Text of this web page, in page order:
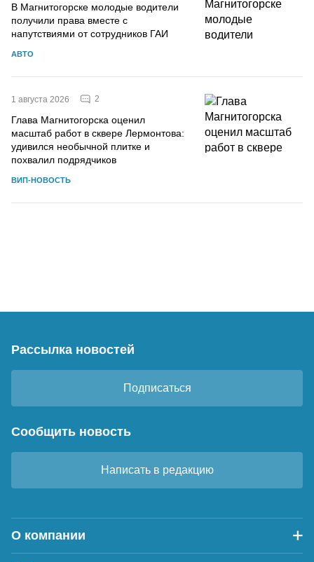
В Магнитогорске молодые водители
получили права вместе с
напутствиями от сотрудников ГАИ
АВТО
1 августа 2026 2
Глава Магнитогорска оценил
масштаб работ в сквере Лермонтова:
удивился необычной плитке и
похвалил подрядчиков
ВИП-НОВОСТЬ
Рассылка новостей
Подписаться
Сообщить новость
Написать в редакцию
О компании